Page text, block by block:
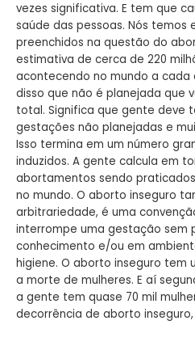
vezes significativa. E tem que
saúde das pessoas. Nós temos
preenchidos na questão do
estimativa de cerca de 220
acontecendo no mundo a
disso que não é planejada que
total. Significa que gente deve
gestações não planejadas e
Isso termina em um número
induzidos. A gente calcula em
abortamentos sendo
no mundo. O aborto inseguro
arbitrariedade, é uma
interrompe uma gestação sem
conhecimento e/ou em
higiene. O aborto inseguro tem
a morte de mulheres. E aí
a gente tem quase 70 mil
decorrência de aborto